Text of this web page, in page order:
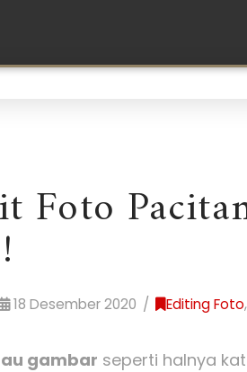
Foto
18 Desember 2020 Editing Foto
gambar seperti halnya